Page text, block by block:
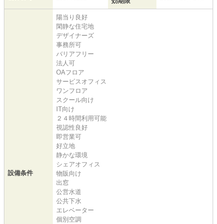
設備条件
陽当り良好
閑静な住宅地
デザイナーズ
事務所可
バリアフリー
法人可
OAフロア
サービスオフィス
ワンフロア
スクール向け
IT向け
２４時間利用可能
視認性良好
即営業可
好立地
静かな環境
シェアオフィス
物販向け
出窓
公営水道
公共下水
エレベーター
個別空調